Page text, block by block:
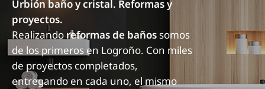
Urbión baño y cristal. Reformas y
proyectos.
Realizando reformas de baños somos
de los primeros en Logroño. Con miles
de proyectos completados,
entregando en cada uno, el mismo